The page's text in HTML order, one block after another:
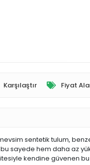
Karşılaştır Fiyat
mevsim sentetik tulum,
sayede hem daha az
kendine